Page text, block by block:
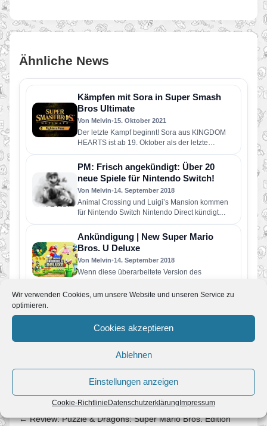
Wir verwenden Cookies, um unsere Website und unseren Service zu
optimieren.
Cookies akzeptieren
Ablehnen
Einstellungen anzeigen
Cookie-RichtlinieDatenschutzerklärungImpressum
Ähnliche News
Kämpfen mit Sora in Super Smash
Bros Ultimate
Von Melvin•15. Oktober 2021
Der letzte Kampf beginnt! Sora aus KINGDOM
HEARTS ist ab 19. Oktober als der letzte
Kämpfer in Super…
PM: Frisch angekündigt: Über 20
neue Spiele für Nintendo Switch!
Von Melvin•14. September 2018
Animal Crossing und Luigi’s Mansion kommen
für Nintendo Switch Nintendo Direct kündigt
beide Nintendo Switch-Spiele für 2019 an…
Ankündigung | New Super Mario
Bros. U Deluxe
Von Melvin•14. September 2018
Wenn diese überarbeitete Version des
am 11. Januar 2019 für Nintendo Switch…
zum Nintendo Switch Online-
Mitgliederservice
Von Melvin•8. Mai 2018
Mitgliederservice Nintendo Switch Online
Service lässt sich ab September…
← Review: Puzzle & Dragons: Super Mario Bros. Edition